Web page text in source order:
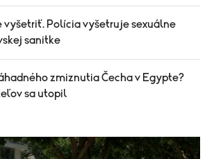
vyšetriť. Polícia vyšetruje sexuálne
sanitke
zmiznutia Čecha v Egypte?
sa utopil